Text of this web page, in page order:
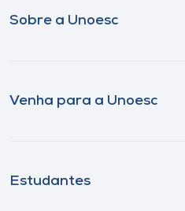
Sobre a Unoesc
Venha para a Unoesc
Estudantes